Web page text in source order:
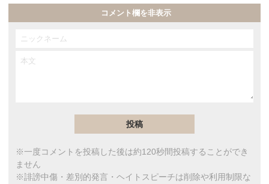
コメント欄を非表示
※一度コメントを投稿した後は約120秒間投稿することができ
ません
※誹謗中傷・差別的発言・ヘイトスピーチは削除や利用制限な